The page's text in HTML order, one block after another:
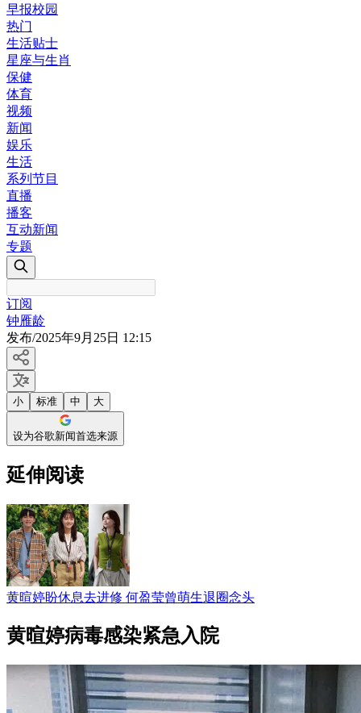
早报校园
热门
生活贴士
星座与生肖
保健
体育
视频
新闻
娱乐
生活
系列节目
直播
播客
互动新闻
专题
订阅
钟雁龄
发布/2025年9月25日 12:15
小 标准 中 大
设为谷歌新闻首选来源
延伸阅读
黄暄婷盼休息去进修 何盈莹曾萌生退圈念头
黄暄婷病毒感染紧急入院